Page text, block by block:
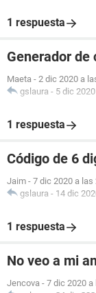
1 respuesta
Generador
Maeta - 2 dic 2020 a
gslaura - 5 dic
1 respuesta
Código de 6
Jaim - 7 dic 2020 a las
gslaura - 14 dic
1 respuesta
No veo a mi
Jencova - 7 dic 2020 a